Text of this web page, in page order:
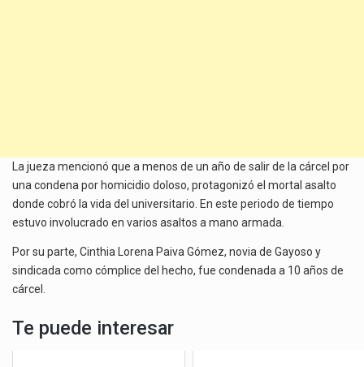
La jueza mencionó que a menos de un año de salir de la cárcel por
una condena por homicidio doloso, protagonizó el mortal asalto
donde cobró la vida del universitario. En este periodo de tiempo
estuvo involucrado en varios asaltos a mano armada.
Por su parte, Cinthia Lorena Paiva Gómez, novia de Gayoso y
sindicada como cómplice del hecho, fue condenada a 10 años de
cárcel.
Te puede interesar